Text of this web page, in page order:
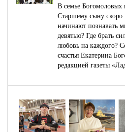
В семье Богомоловых
Старшему сыну
начинают познавать
девятью? Где брать
любовь на каждого?
счастья Екатерина
редакцией газеты